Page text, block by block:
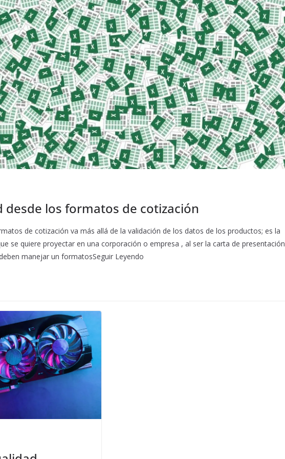
desde los formatos de cotización
de cotización va más allá de la validación de los datos de los productos; es la
se quiere proyectar en una corporación o empresa , al ser la carta de presentación
manejar un formatosSeguir Leyendo